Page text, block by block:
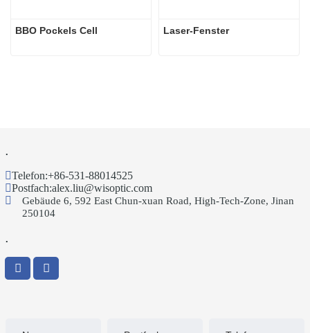
BBO Pockels Cell Laser-Fenster
.
Telefon:+86-531-88014525
Postfach:alex.liu@wisoptic.com
Gebäude 6, 592 East Chun-xuan Road, High-Tech-Zone, Jinan
250104
.